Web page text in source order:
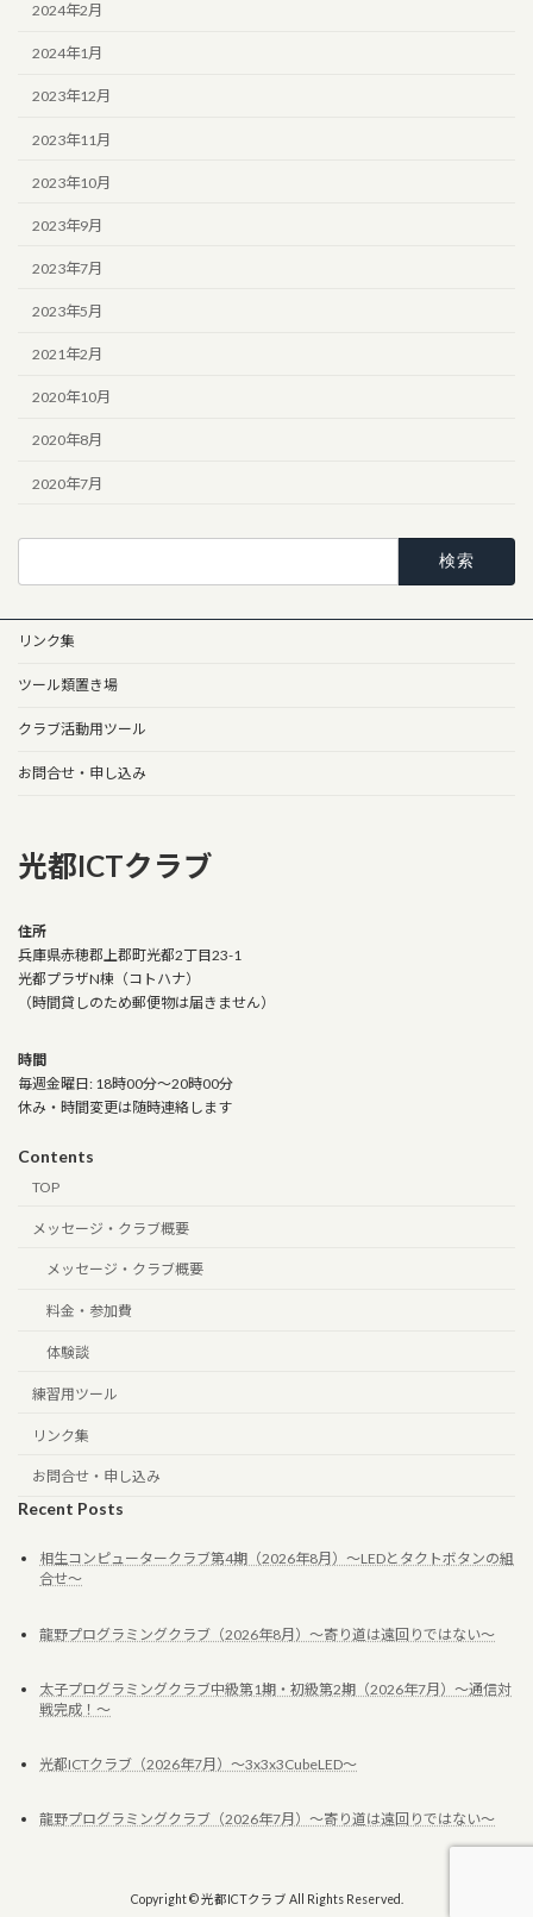
2024年2月
2024年1月
2023年12月
2023年11月
2023年10月
2023年9月
2023年7月
2023年5月
2021年2月
2020年10月
2020年8月
2020年7月
リンク集
ツール類置き場
クラブ活動用ツール
お問合せ・申し込み
光都ICTクラブ
住所
兵庫県赤穂郡上郡町光都2丁目23-1
光都プラザN棟（コトハナ）
（時間貸しのため郵便物は届きません）
時間
毎週金曜日: 18時00分～20時00分
休み・時間変更は随時連絡します
Contents
TOP
メッセージ・クラブ概要
メッセージ・クラブ概要
料金・参加費
体験談
練習用ツール
リンク集
お問合せ・申し込み
Recent Posts
相生コンピュータークラブ第4期（2026年8月）～LEDとタクトボタンの組
合せ～
龍野プログラミングクラブ（2026年8月）～寄り道は遠回りではない～
太子プログラミングクラブ中級第1期・初級第2期（2026年7月）～通信対
戦完成！～
光都ICTクラブ（2026年7月）～3x3x3CubeLED～
龍野プログラミングクラブ（2026年7月）～寄り道は遠回りではない～
Copyright © 光都ICTクラブ All Rights Reserved.